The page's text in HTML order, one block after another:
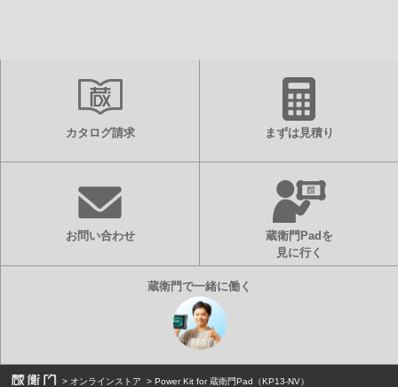
カタログ請求 まずは見積り
お問い合わせ
蔵衛門Padを
見に行く
オンラインストア Power Kit for 蔵衛門Pad（KP13-NV）